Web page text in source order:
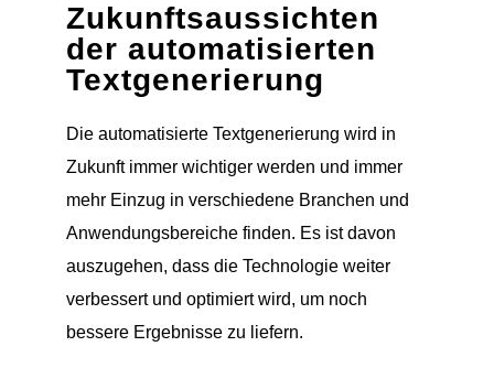
Zukunftsaussichten
der automatisierten
Textgenerierung
Die automatisierte Textgenerierung wird in
Zukunft immer wichtiger werden und immer
mehr Einzug in verschiedene Branchen und
Anwendungsbereiche finden. Es ist davon
auszugehen, dass die Technologie weiter
verbessert und optimiert wird, um noch
bessere Ergebnisse zu liefern.